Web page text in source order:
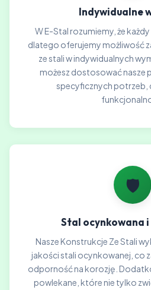
Indywidualne
W E-Stal rozumiemy, że
dlatego oferujemy możliwość
ze stali w indywidualnych
możesz dostosować nasze
specyficznych potrzeb,
🛡️
Stal ocynkowana
Nasze Konstrukcje Ze Stali
jakości stali ocynkowanej, co
odporność na korozję.
powlekane, które nie tylko